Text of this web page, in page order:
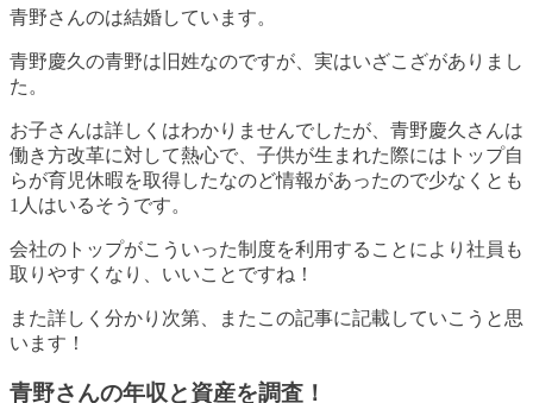
青野さんのは結婚しています。
青野慶久の青野は旧姓なのですが、実はいざこざがありまし
た。
お子さんは詳しくはわかりませんでしたが、青野慶久さんは
働き方改革に対して熱心で、子供が生まれた際にはトップ自
らが育児休暇を取得したなのど情報があったので少なくとも
1人はいるそうです。
会社のトップがこういった制度を利用することにより社員も
取りやすくなり、いいことですね！
また詳しく分かり次第、またこの記事に記載していこうと思
います！
青野さんの年収と資産を調査！